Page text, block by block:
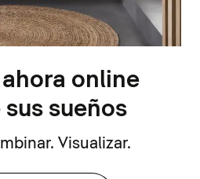
online
sueños
Visualizar.